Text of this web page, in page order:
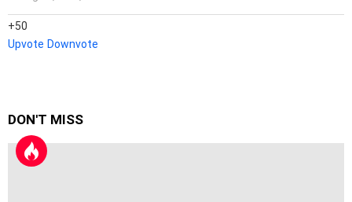
50
Upvote Downvote
DON'T MISS